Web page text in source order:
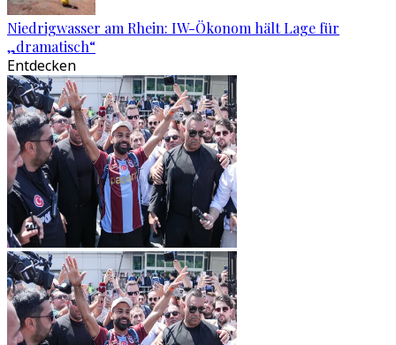
Niedrigwasser am Rhein: IW-Ökonom hält Lage für
„dramatisch“
Entdecken